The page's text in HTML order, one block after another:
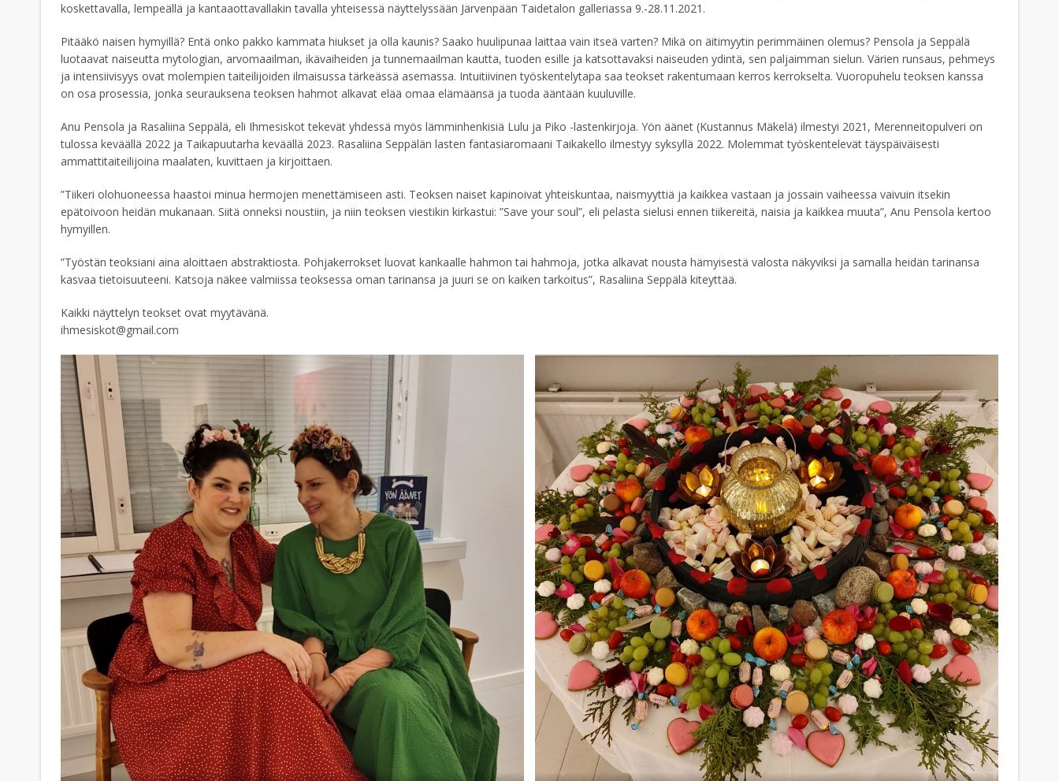
koskettavalla, lempeällä ja kantaaottavallakin tavalla yhteisessä näyttelyssään Järvenpään Taidetalon galleriassa 9.-28.11.2021.
Pitääkö naisen hymyillä? Entä onko pakko kammata hiukset ja olla kaunis? Saako huulipunaa laittaa vain itseä varten? Mikä on äitimyytin perimmäinen olemus? Pensola ja Seppälä
luotaavat naiseutta mytologian, arvomaailman, ikävaiheiden ja tunnemaailman kautta, tuoden esille ja katsottavaksi naiseuden ydintä, sen paljaimman sielun. Värien runsaus, pehmeys
ja intensiivisyys ovat molempien taiteilijoiden ilmaisussa tärkeässä asemassa. Intuitiivinen työskentelytapa saa teokset rakentumaan kerros kerrokselta. Vuoropuhelu teoksen kanssa
on osa prosessia, jonka seurauksena teoksen hahmot alkavat elää omaa elämäänsä ja tuoda ääntään kuuluville.
Anu Pensola ja Rasaliina Seppälä, eli Ihmesiskot tekevät yhdessä myös lämminhenkisiä Lulu ja Piko -lastenkirjoja. Yön äänet (Kustannus Mäkelä) ilmestyi 2021, Merenneitopulveri on
tulossa keväällä 2022 ja Taikapuutarha keväällä 2023. Rasaliina Seppälän lasten fantasiaromaani Taikakello ilmestyy syksyllä 2022. Molemmat työskentelevät täyspäiväisesti
ammattitaiteilijoina maalaten, kuvittaen ja kirjoittaen.
”Tiikeri olohuoneessa haastoi minua hermojen menettämiseen asti. Teoksen naiset kapinoivat yhteiskuntaa, naismyyttiä ja kaikkea vastaan ja jossain vaiheessa vaivuin itsekin
epätoivoon heidän mukanaan. Siitä onneksi noustiin, ja niin teoksen viestikin kirkastui: ”Save your soul”, eli pelasta sielusi ennen tiikereitä, naisia ja kaikkea muuta”, Anu Pensola kertoo
hymyillen.
”Työstän teoksiani aina aloittaen abstraktiosta. Pohjakerrokset luovat kankaalle hahmon tai hahmoja, jotka alkavat nousta hämyisestä valosta näkyviksi ja samalla heidän tarinansa
kasvaa tietoisuuteeni. Katsoja näkee valmiissa teoksessa oman tarinansa ja juuri se on kaiken tarkoitus”, Rasaliina Seppälä kiteyttää.
Kaikki näyttelyn teokset ovat myytävänä.
ihmesiskot@gmail.com